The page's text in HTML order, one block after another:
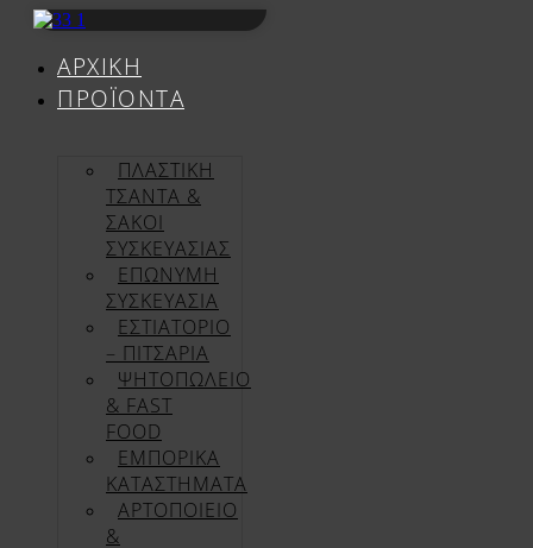
Μετάβαση
περιεχόμενοΑΡΧΙΚΉ
ΠΡΟΪΌΝΤΑ
ΠΛΑΣΤΙΚΗ
ΤΣΑΝΤΑ &
ΣΑΚΟΙ
ΣΥΣΚΕΥΑΣΙΑΣ
ΕΠΏΝΥΜΗ
ΣΥΣΚΕΥΑΣΊΑ
ΕΣΤΙΑΤΟΡΙΟ
– ΠΙΤΣΑΡΙΑ
ΨΗΤΟΠΩΛΕΙΟ
& FAST
FOOD
ΕΜΠΟΡΙΚΑ
ΚΑΤΑΣΤΗΜΑΤΑ
ΑΡΤΟΠΟΙΕΙΟ
&